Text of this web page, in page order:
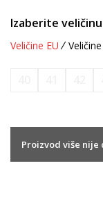
Izaberite
Veličine EU Veličine
Proizvod više nije